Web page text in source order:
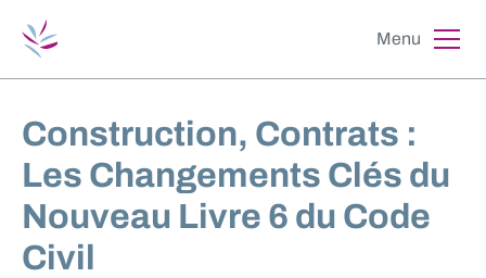
Menu
Construction, Contrats :
Les Changements Clés du
Nouveau Livre 6 du Code
Civil